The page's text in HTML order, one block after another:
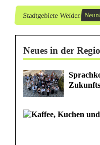
n
Stadtgebiete Weiden
Neues in der